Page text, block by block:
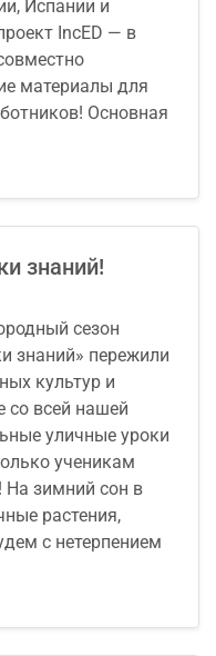
Испании и
IncED — в
материалы для
Основная
знаний!
сезон
знаний» пережили
культур и
со всей нашей
уличные уроки
ученикам
зимний сон в
растения,
с нетерпением